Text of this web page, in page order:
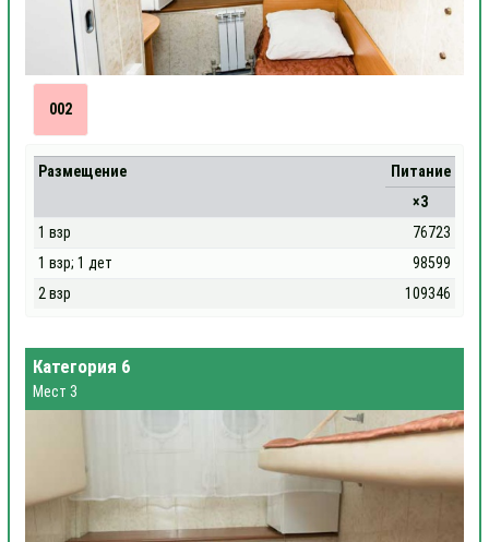
002
Размещение
Питание
×3
1 взр
76723
1 взр; 1 дет
98599
2 взр
109346
Категория 6
Мест 3